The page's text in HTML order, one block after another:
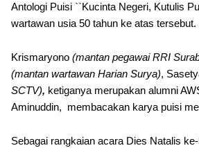
Antologi Puisi ``Kucinta Negeri, Kutulis
wartawan usia 50 tahun ke atas tersebut.
Krismaryono (mantan pegawai RRI
(mantan wartawan Harian Surya),
SCTV), ketiganya merupakan alumni
Aminuddin, membacakan karya puisi
Sebagai rangkaian acara Dies Natalis